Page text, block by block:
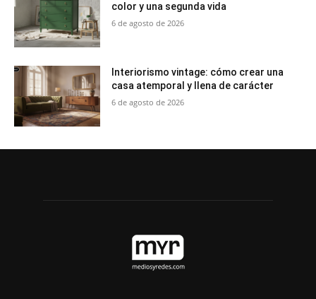
color y una segunda vida
6 de agosto de 2026
Interiorismo vintage: cómo crear una
casa atemporal y llena de carácter
6 de agosto de 2026